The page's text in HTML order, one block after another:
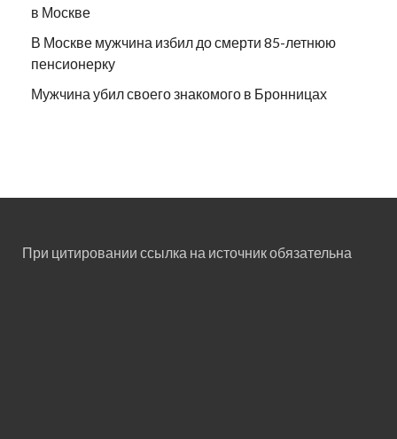
в Москве
В Москве мужчина избил до смерти 85-летнюю
пенсионерку
Мужчина убил своего знакомого в Бронницах
При цитировании ссылка на источник обязательна